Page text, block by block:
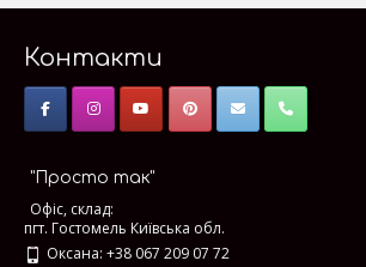
Контакти
"Просто так"
Офіс, склад:
пгт. Гостомель Київська обл.
Оксана: +38 067 209 07 72